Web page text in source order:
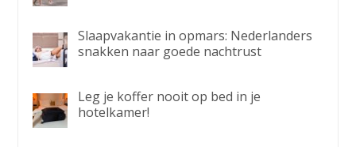
Slaapvakantie in opmars: Nederlanders
snakken naar goede nachtrust
Leg je koffer nooit op bed in je
hotelkamer!